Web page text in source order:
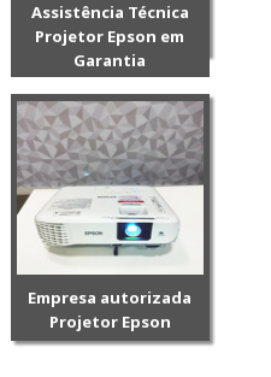
Assistência Técnica
Projetor Epson em
Garantia
Empresa autorizada
Projetor Epson